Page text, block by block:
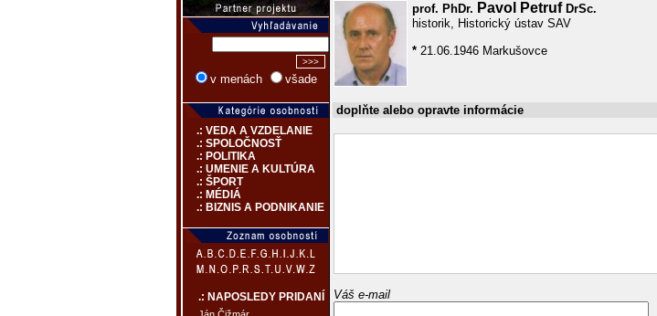
v menách všade
.: VEDA A VZDELANIE
.: SPOLOČNOSŤ
.: POLITIKA
.: UMENIE A KULTÚRA
.: ŠPORT
.: MÉDIÁ
.: BIZNIS A PODNIKANIE
.: NAPOSLEDY PRIDANÍ
prof. PhDr. Pavol Petruf DrSc.
historik, Historický ústav SAV
* 21.06.1946 Markušovce
doplňte alebo opravte informácie
Váš e-mail